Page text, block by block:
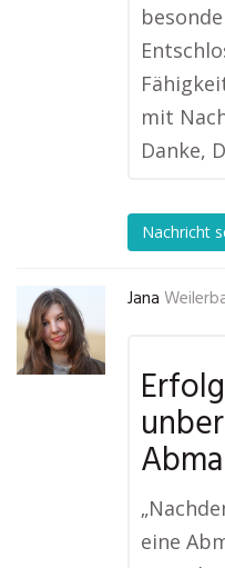
mit
Danke,
Nachricht
Jana
eine